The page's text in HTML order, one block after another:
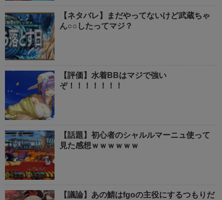
【ネタバレ】まだやってないけど武蔵ちゃ
ん○○したってマジ？
【評価】水着BBはマジで強い
ぞ！！！！！！！
【話題】初心者のシャルルマーニュ使って
見た感想ｗｗｗｗｗｗ
【議論】あの鯖はfgoの主役にするつもりだ